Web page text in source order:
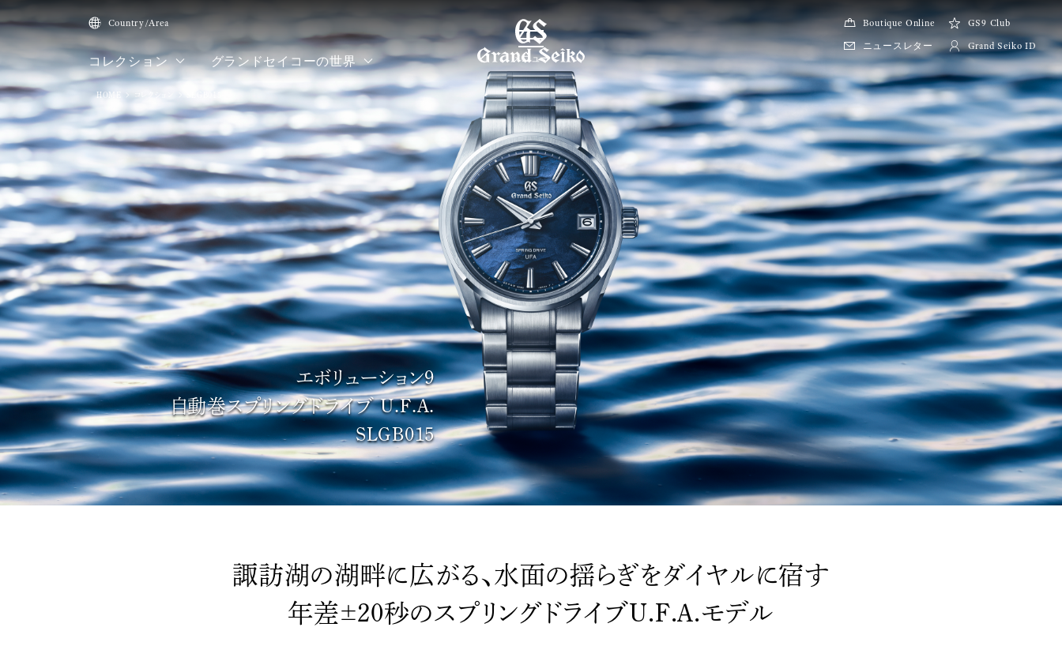
メニュー
Country/Area
コレクション グランドセイコーの世界
Boutique Online GS9 Club
ニュースレター Grand Seiko ID
エボリューション9
自動巻スプリングドライブ U.F.A.
SLGB015
HOME
諏訪湖の湖畔に広がる、水面の揺らぎをダイヤルに宿す
年差±20秒のスプリングドライブU.F.A.モデル